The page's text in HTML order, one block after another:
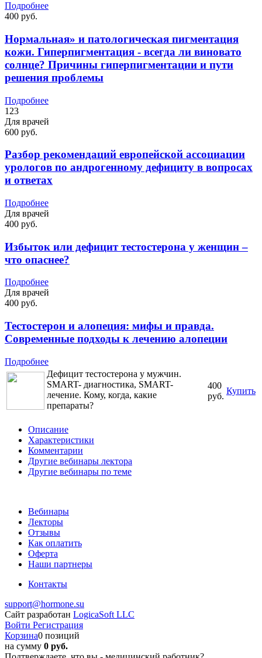
Подробнее
400 руб.
Нормальная» и патологическая пигментация
кожи. Гиперпигментация - всегда ли виновато
солнце? Причины гиперпигментации и пути
решения проблемы
Подробнее
123
Для врачей
600 руб.
Разбор рекомендаций европейской ассоциации
урологов по андрогенному дефициту в вопросах
и ответах
Подробнее
Для врачей
400 руб.
Избыток или дефицит тестостерона у женщин –
что опаснее?
Подробнее
Для врачей
400 руб.
Тестостерон и алопеция: мифы и правда.
Современные подходы к лечению алопеции
Подробнее
Дефицит тестостерона у мужчин.
SMART- диагностика, SMART-
лечение. Кому, когда, какие
препараты?
400
руб.
Купить
Описание
Характеристики
Комментарии
Другие вебинары лектора
Другие вебинары по теме
Вебинары
Лекторы
Отзывы
Как оплатить
Оферта
Наши партнеры
Контакты
support@hormone.su
Сайт разработан LogicaSoft LLC
Войти Регистрация
Корзина0 позиций
на сумму 0 руб.